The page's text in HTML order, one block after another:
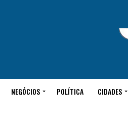
NEGÓCIOS POLÍTICA CIDADES